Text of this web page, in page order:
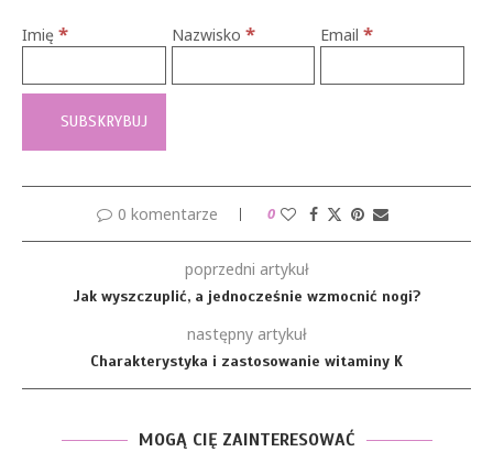
Imię * Nazwisko * Email*
0 komentarze 0
poprzedni artykuł
Jak wyszczuplić, a jednocześnie wzmocnić nogi?
następny artykuł
Charakterystyka i zastosowanie witaminy K
MOGĄ CIĘ ZAINTERESOWAĆ